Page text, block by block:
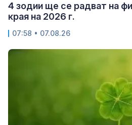
4 зодии ще се радват на
края на 2026 г.
07:58 • 07.08.26